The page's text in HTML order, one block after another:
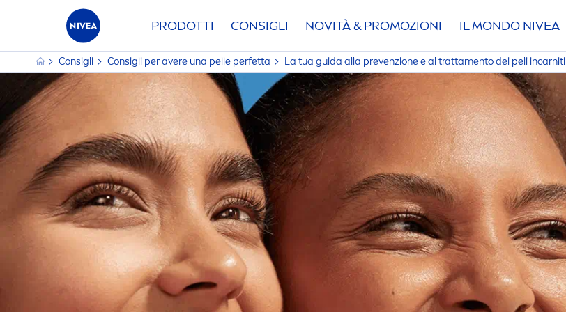
PRODOTTI CONSIGLI NOVITÀ & PROMOZIONI IL MONDO NIVEA
Consigli Consigli per avere una pelle perfetta La tua guida alla prevenzione e al trattamento dei peli incarniti